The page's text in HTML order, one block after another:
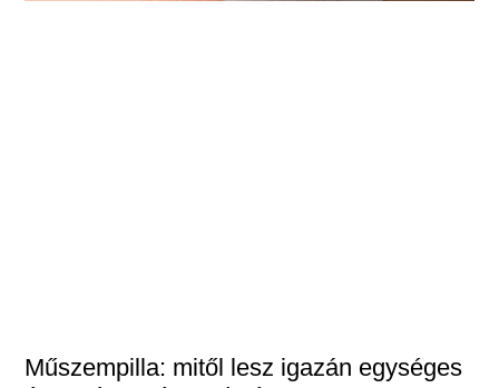
Műszempilla: mitől lesz igazán egységes